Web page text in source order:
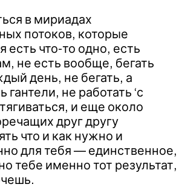
в мириадах
потоков, которые
есть что-то одно, есть
не есть вообще, бегать
день, не бегать, а
гантели, не работать ‘с
и еще около
друг другу
что и как нужно и
для тебя — единственное,
тебе именно тот результат,